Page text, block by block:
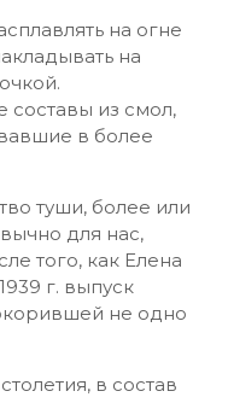
на огне
на
составы из смол,
в более
туши, более или
для нас,
того, как Елена
г. выпуск
не одно
в состав